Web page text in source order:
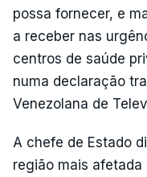
possa fornecer, e
a receber nas
centros de saúde
numa declaração
Venezolana de
A chefe de Estado
região mais